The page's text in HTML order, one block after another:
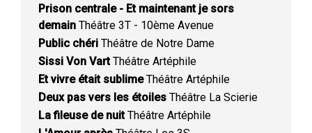
Prison centrale - Et maintenant je sors
demain Théâtre 3T - 10ème Avenue
Public chéri Théâtre de Notre Dame
Sissi Von VartThéâtre Artéphile
Et vivre était sublimeThéâtre Artéphile
Deux pas vers les étoiles Théâtre La Scierie
La fileuse de nuitThéâtre Artéphile